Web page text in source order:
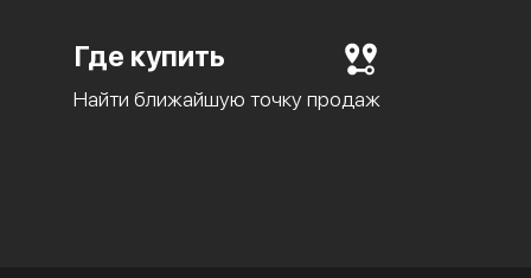
Где купить
Найти ближайшую точку продаж